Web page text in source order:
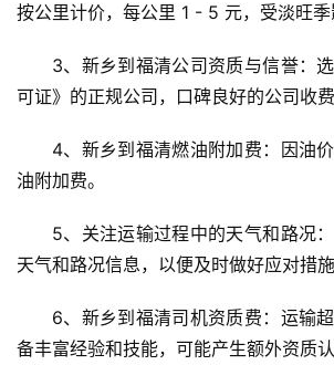
按公里计价，每公里 1 - 5 元，受淡旺季
3、新乡到福清公司资质与信誉：
可证》的正规公司，口碑良好的公司收
4、新乡到福清燃油附加费：因油
油附加费。
5、关注运输过程中的天气和路况
天气和路况信息，以便及时做好应对措施
6、新乡到福清司机资质费：运输
备丰富经验和技能，可能产生额外资质认